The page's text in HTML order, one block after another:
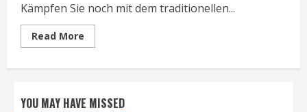
Kämpfen Sie noch mit dem traditionellen...
Read More
more
Nachteile
YOU MAY HAVE MISSED